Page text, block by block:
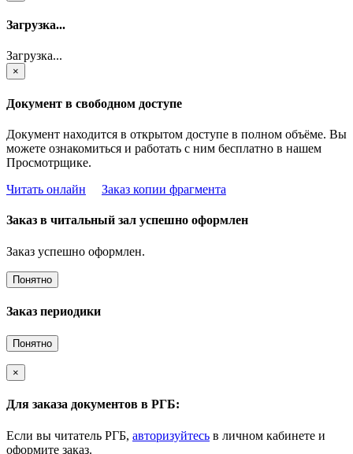
Загрузка...
Загрузка...
×
Документ в свободном доступе
Документ находится в открытом доступе в полном объёме. Вы
можете ознакомиться и работать с ним бесплатно в нашем
Просмотрщике.
Читать онлайн
Заказ копии фрагмента
Заказ в читальный зал успешно оформлен
Заказ успешно оформлен.
Понятно
Заказ периодики
Понятно
×
Для заказа документов в РГБ:
Если вы читатель РГБ, авторизуйтесь в личном кабинете и
оформите заказ.